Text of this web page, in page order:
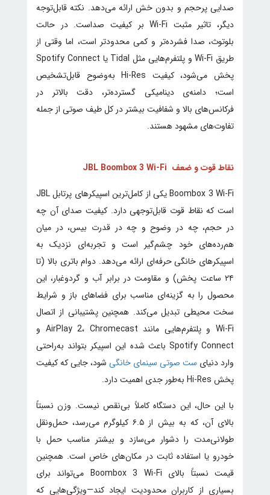
صدایی پرحجم و بدون خش ارائه می‌دهد. نکته قابل‌توجه
دیگر، تاثیر مثبت Wi-Fi بر کیفیت صداست. در حالت
بلوتوث، صدا فشرده‌تر و کمی محدودتر است، اما وقتی از
طریق Wi-Fi و پلتفرم‌هایی مثل Tidal یا Spotify Connect
پخش می‌شود، کیفیت Hi-Res به‌وضوح قابل‌تشخیص
است؛ دامنه‌ی دینامیکی گسترده‌تر، دقت بالاتر در
فرکانس‌های بالا و شفافیت بیشتر در کل طیف صوتی از جمله
تفاوت‌های مشهود هستند.
نقاط قوت و ضعف JBL Boombox 3 Wi-Fi
Boombox 3 Wi-Fi یکی از کامل‌ترین اسپیکرهای پرتابل JBL
است که نقاط قوت قابل‌توجهی دارد. کیفیت صدای آن چه
در حجم، چه در وضوح و چه در قدرت بیس، در میان
هم‌رده‌های خود چشم‌گیر است و تجربه‌ای نزدیک به
اسپیکرهای خانگی حرفه‌ای ارائه می‌دهد. دوام باتری بالا (تا
۲۴ ساعت پخش) و مقاومت در برابر آب و گردوغبار، این
محصول را به گزینه‌ای مناسب برای فضاهای باز و شرایط
سخت محیطی تبدیل می‌کند. همچنین پشتیبانی از اتصال
Wi-Fi و پلتفرم‌هایی مانند AirPlay 2، Chromecast و
Spotify Connect باعث شده این اسپیکر بتواند به‌راحتی
وارد دنیای ست صوتی سینمای خانگی شود، جایی که کیفیت
پخش Hi-Res به‌طور جدی اهمیت دارد.
با این حال، این دستگاه کاملاً بی‌نقص نیست. وزن نسبتاً
بالای آن، که به بیش از ۶.۵ کیلوگرم می‌رسد، حمل‌ونقل
طولانی‌مدت را دشوار می‌سازد و بیشتر مناسب حمل با
خودرو یا استفاده ثابت در مکان‌های خاص است. همچنین
قیمت نسبتاً بالای Boombox 3 Wi-Fi می‌تواند برای
بسیاری از کاربران محدودیت ایجاد کند—ویژگی‌هایی که